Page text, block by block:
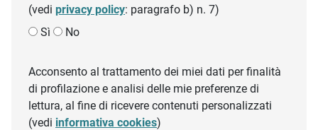
(vedi privacy policy: paragrafo b) n. 7)
Sì
No
Acconsento al trattamento dei miei dati per finalità
di profilazione e analisi delle mie preferenze di
lettura, al fine di ricevere contenuti personalizzati
(vedi informativa cookies)